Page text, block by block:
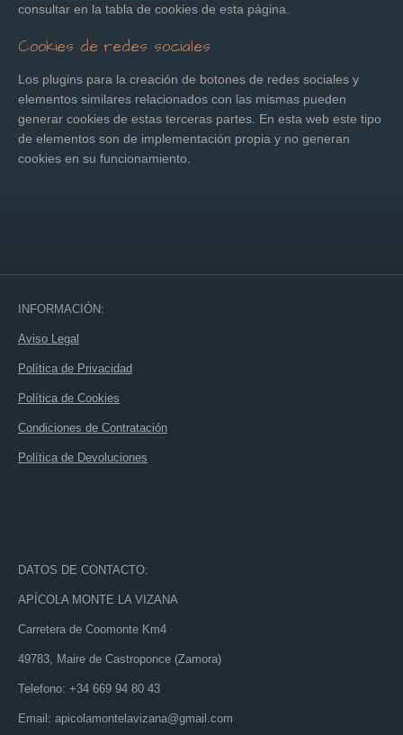
consultar en la tabla de cookies de esta página.
Cookies de redes sociales
Los plugins para la creación de botones de redes sociales y
elementos similares relacionados con las mismas pueden
generar cookies de estas terceras partes. En esta web este tipo
de elementos son de implementación propia y no generan
cookies en su funcionamiento.
INFORMACIÓN:
Aviso Legal
Política de Privacidad
Política de Cookies
Condiciones de Contratación
Política de Devoluciones
DATOS DE CONTACTO:
APÍCOLA MONTE LA VIZANA
Carretera de Coomonte Km4
49783, Maire de Castroponce (Zamora)
Telefono: +34 669 94 80 43
Email: apicolamontelavizana@gmail.com